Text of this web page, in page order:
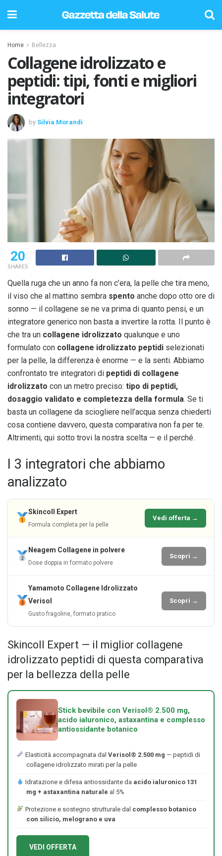
Home Bellezza
Collagene idrolizzato e
peptidi: tipi, fonti e migliori
integratori
by Silvia Morandi
20
SHARES
Quella ruga che un anno fa non c’era, la pelle che tira meno,
il viso che al mattino sembra spento anche dopo otto ore di
sonno — il collagene se ne va prima di quanto pensi, e un
integratore generico non basta a invertire la rotta. Il punto è
che tra un collagene idrolizzato qualunque e uno
formulato con collagene idrolizzato peptidi selezionati
per la pelle, la differenza è enorme — e la senti. Abbiamo
confrontato tre integratori di peptidi di collagene
idrolizzato con un metro preciso: tipo di peptidi,
dosaggio validato e completezza della formula. Se ti
basta un collagene da sciogliere nell’acqua senza chiederti
cosa contiene davvero, questa comparativa non fa per te.
Altrimenti, qui sotto trovi la nostra scelta — e il perché.
I 3 integratori che abbiamo
analizzato
Skincoll Expert
Formula completa per la pelle
Vedi offerta →
Neagem Collagene in polvere
Dose doppia in formato polvere
Scopri →
Yamamoto Collagene Idrolizzato
Verisol
Gusto fragoline, formato pratico
Scopri →
Skincoll Expert — il miglior collagene
idrolizzato peptidi di questa comparativa
per la bellezza della pelle
Stick bevibile con Verisol® 2.500 mg,
acido ialuronico, astaxantina e complesso
antiossidante botanico
Elasticità accompagnata dal Verisol® 2.500 mg — peptidi di
collagene idrolizzato mirati per la pelle
Idratazione e difesa antiossidante da acido ialuronico 131
mg + astaxantina naturale al 5%
Protezione e sostegno strutturale dal complesso botanico
con silicio, melograno e uva
VEDI OFFERTA